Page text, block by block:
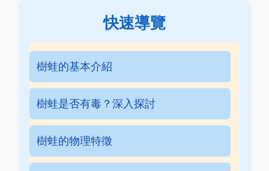
快速導覽
樹蛙的基本介紹
樹蛙是否有毒？深入探討
樹蛙的物理特徵